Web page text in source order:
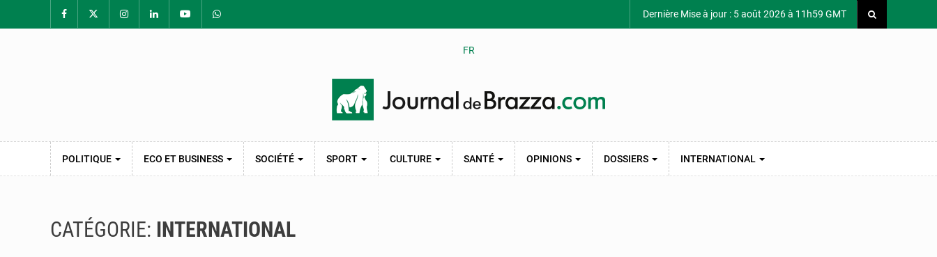
Dernière Mise à jour : 5 août 2026 à 11h59 GMT
FR
POLITIQUE ECO ET BUSINESS SOCIÉTÉ SPORT CULTURE SANTÉ OPINIONS DOSSIERS INTERNATIONAL
CATÉGORIE: INTERNATIONAL